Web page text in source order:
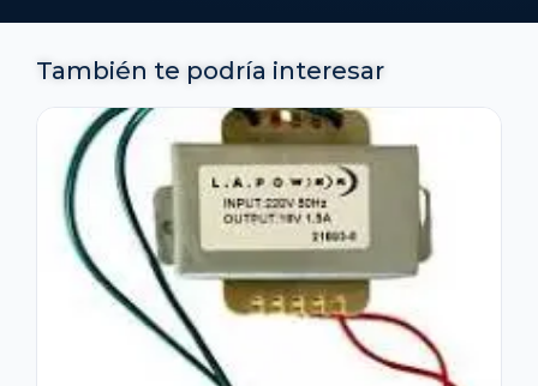
También te podría interesar